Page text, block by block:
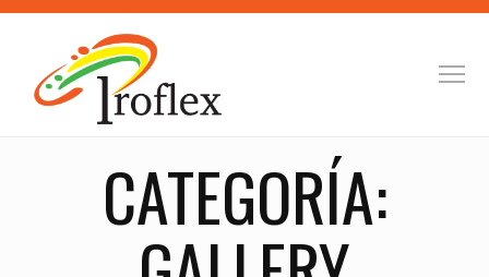
CATEGORÍA: